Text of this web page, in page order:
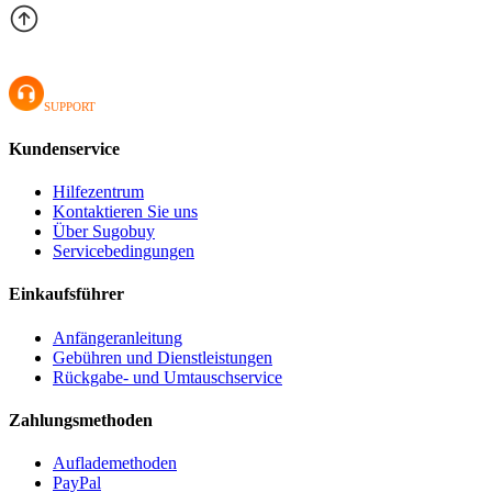
SUPPORT
Kundenservice
Hilfezentrum
Kontaktieren Sie uns
Über Sugobuy
Servicebedingungen
Einkaufsführer
Anfängeranleitung
Gebühren und Dienstleistungen
Rückgabe- und Umtauschservice
Zahlungsmethoden
Auflademethoden
PayPal